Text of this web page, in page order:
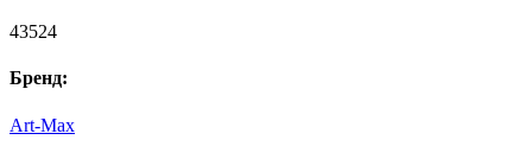
43524
Бренд:
Art-Max